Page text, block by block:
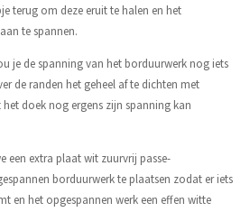
terug om deze eruit te halen en het
te spannen.
je de spanning van het borduurwerk nog iets
de randen het geheel af te dichten met
doek nog ergens zijn spanning kan
een extra plaat wit zuurvrij passe-
borduurwerk te plaatsen zodat er iets
en het opgespannen werk een effen witte